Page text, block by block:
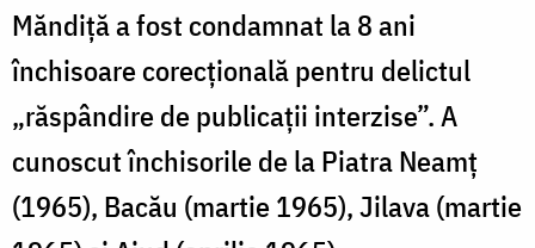
Măndiță a fost condamnat la 8 ani
închisoare corecțională pentru delictul
„răspândire de publicații interzise”. A
cunoscut închisorile de la Piatra Neamț
(1965), Bacău (martie 1965), Jilava (martie